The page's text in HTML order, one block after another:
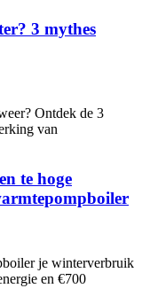
3 mythes
Ontdek de 3
van
te hoge
je winterverbruik
en €700